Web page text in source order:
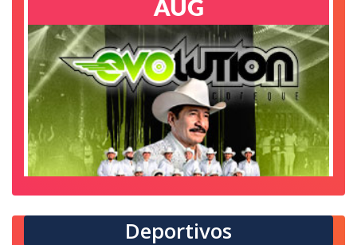
Gaby Mendoza La + Bonita
Cd. Juárez
Auditorio Benito Juárez
7
AUG
AUG
Deportivos